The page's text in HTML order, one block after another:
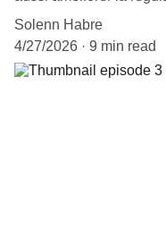
Solenn Habre
4/27/2026
9 min read